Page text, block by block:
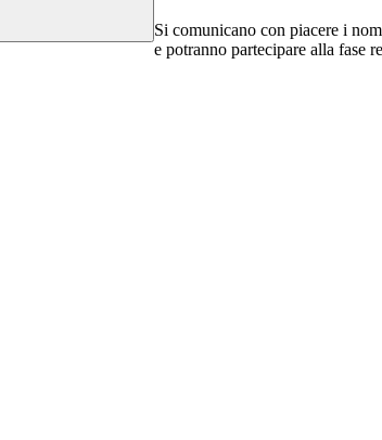
Si comunicano con piacere i
e potranno partecipare alla fase